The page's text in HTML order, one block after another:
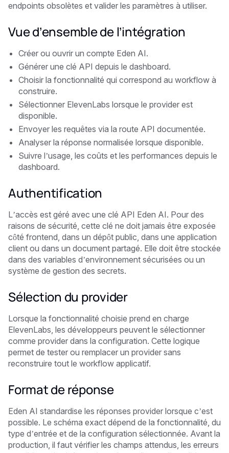
endpoints obsolètes et valider les paramètres à utiliser.
Vue d’ensemble de l’intégration
Créer ou ouvrir un compte Eden AI.
Générer une clé API depuis le dashboard.
Choisir la fonctionnalité qui correspond au workflow à
construire.
Sélectionner ElevenLabs lorsque le provider est
disponible.
Envoyer les requêtes via la route API documentée.
Analyser la réponse normalisée lorsque disponible.
Suivre l’usage, les coûts et les performances depuis le
dashboard.
Authentification
L’accès est géré avec une clé API Eden AI. Pour des
raisons de sécurité, cette clé ne doit jamais être exposée
côté frontend, dans un dépôt public, dans une application
client ou dans un document partagé. Elle doit être stockée
dans des variables d’environnement sécurisées ou un
système de gestion des secrets.
Sélection du provider
Lorsque la fonctionnalité choisie prend en charge
ElevenLabs, les développeurs peuvent le sélectionner
comme provider dans la configuration. Cette logique
permet de tester ou remplacer un provider sans
reconstruire tout le workflow applicatif.
Format de réponse
Eden AI standardise les réponses provider lorsque c’est
possible. Le schéma exact dépend de la fonctionnalité, du
type d’entrée et de la configuration sélectionnée. Avant la
production, il faut vérifier les champs attendus, les erreurs